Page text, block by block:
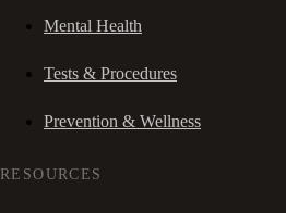
Mental Health
Tests & Procedures
Prevention & Wellness
RESOURCES